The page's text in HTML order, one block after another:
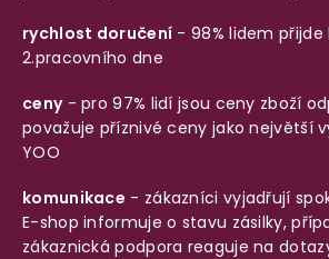
rychlost doručení - 98% lidem přijde
2.pracovního dne
ceny- pro 97% lidí jsou ceny zboží
považuje příznivé ceny jako největší
YOO
komunikace - zákazníci vyjadřují
E-shop informuje o stavu zásilky,
zákaznická podpora reaguje na